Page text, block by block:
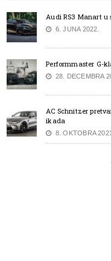
Audi RS3 Manart
6. JUNA 2022.
Performmaster G-
28. DECEMBRA
AC Schnitzer
ikada
8. OKTOBRA 2021.